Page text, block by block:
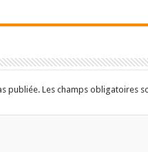
publiée. Les champs obligatoires